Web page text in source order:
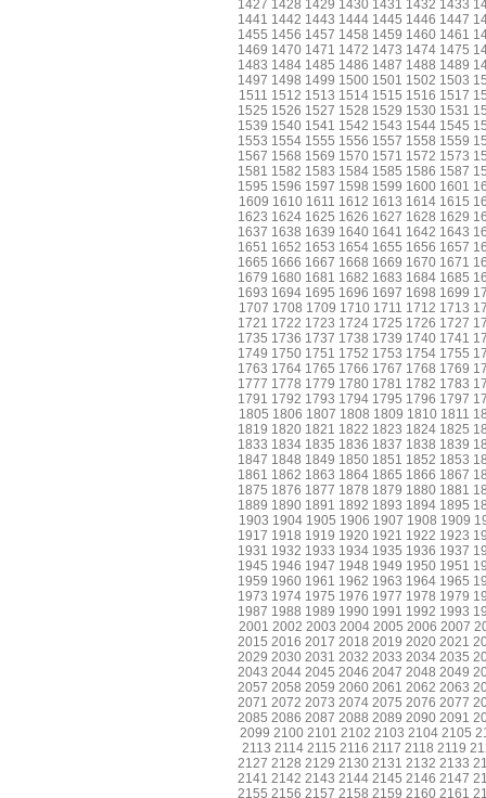
1427 1428 1429 1430 1431 1432 1433
1441 1442 1443 1444 1445 1446 1447
1455 1456 1457 1458 1459 1460 1461
1469 1470 1471 1472 1473 1474 1475
1483 1484 1485 1486 1487 1488 1489
1497 1498 1499 1500 1501 1502 1503
1511 1512 1513 1514 1515 1516 1517
1525 1526 1527 1528 1529 1530 1531
1539 1540 1541 1542 1543 1544 1545
1553 1554 1555 1556 1557 1558 1559
1567 1568 1569 1570 1571 1572 1573
1581 1582 1583 1584 1585 1586 1587
1595 1596 1597 1598 1599 1600 1601
1609 1610 1611 1612 1613 1614 1615
1623 1624 1625 1626 1627 1628 1629
1637 1638 1639 1640 1641 1642 1643
1651 1652 1653 1654 1655 1656 1657
1665 1666 1667 1668 1669 1670 1671
1679 1680 1681 1682 1683 1684 1685
1693 1694 1695 1696 1697 1698 1699
1707 1708 1709 1710 1711 1712 1713
1721 1722 1723 1724 1725 1726 1727
1735 1736 1737 1738 1739 1740 1741
1749 1750 1751 1752 1753 1754 1755
1763 1764 1765 1766 1767 1768 1769
1777 1778 1779 1780 1781 1782 1783
1791 1792 1793 1794 1795 1796 1797
1805 1806 1807 1808 1809 1810 1811
1819 1820 1821 1822 1823 1824 1825
1833 1834 1835 1836 1837 1838 1839
1847 1848 1849 1850 1851 1852 1853
1861 1862 1863 1864 1865 1866 1867
1875 1876 1877 1878 1879 1880 1881
1889 1890 1891 1892 1893 1894 1895
1903 1904 1905 1906 1907 1908 1909
1917 1918 1919 1920 1921 1922 1923
1931 1932 1933 1934 1935 1936 1937
1945 1946 1947 1948 1949 1950 1951
1959 1960 1961 1962 1963 1964 1965
1973 1974 1975 1976 1977 1978 1979
1987 1988 1989 1990 1991 1992 1993
2001 2002 2003 2004 2005 2006 2007
2015 2016 2017 2018 2019 2020 2021
2029 2030 2031 2032 2033 2034 2035
2043 2044 2045 2046 2047 2048 2049
2057 2058 2059 2060 2061 2062 2063
2071 2072 2073 2074 2075 2076 2077
2085 2086 2087 2088 2089 2090 2091
2099 2100 2101 2102 2103 2104 2105
2113 2114 2115 2116 2117 2118 2119
2127 2128 2129 2130 2131 2132 2133
2141 2142 2143 2144 2145 2146 2147
2155 2156 2157 2158 2159 2160 2161